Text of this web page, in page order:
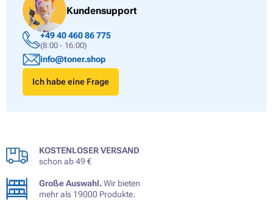
Kundensupport
+49 40 460 86 775
(8:00 - 16:00)
info@toner.shop
Ich habe eine Frage
KOSTENLOSER VERSAND
schon ab 49 €
Große Auswahl.Wir bieten
mehr als 19000 Produkte.